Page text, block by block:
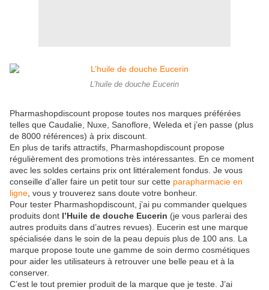
L’huile de douche Eucerin
Pharmashopdiscount propose toutes nos marques préférées
telles que Caudalie, Nuxe, Sanoflore, Weleda et j’en passe (plus
de 8000 références) à prix discount.
En plus de tarifs attractifs, Pharmashopdiscount propose
régulièrement des promotions très intéressantes. En ce moment
avec les soldes certains prix ont littéralement fondus. Je vous
conseille d’aller faire un petit tour sur cette parapharmacie en
ligne , vous y trouverez sans doute votre bonheur.
Pour tester Pharmashopdiscount, j’ai pu commander quelques
produits dont l’Huile de douche Eucerin (je vous parlerai des
autres produits dans d’autres revues). Eucerin est une marque
spécialisée dans le soin de la peau depuis plus de 100 ans. La
marque propose toute une gamme de soin dermo cosmétiques
pour aider les utilisateurs à retrouver une belle peau et à la
conserver.
C’est le tout premier produit de la marque que je teste. J’ai